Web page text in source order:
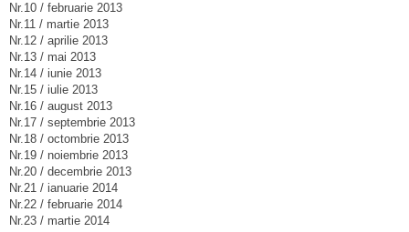
Nr.10 / februarie 2013
Nr.11 / martie 2013
Nr.12 / aprilie 2013
Nr.13 / mai 2013
Nr.14 / iunie 2013
Nr.15 / iulie 2013
Nr.16 / august 2013
Nr.17 / septembrie 2013
Nr.18 / octombrie 2013
Nr.19 / noiembrie 2013
Nr.20 / decembrie 2013
Nr.21 / ianuarie 2014
Nr.22 / februarie 2014
Nr.23 / martie 2014